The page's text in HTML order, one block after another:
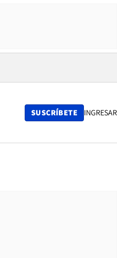
SUSCRÍBETE INGRESAR